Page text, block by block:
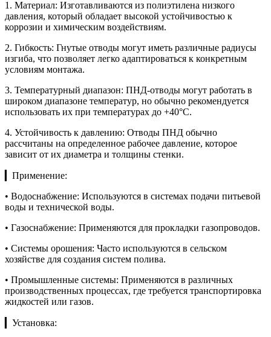
1. Материал: Изготавливаются из полиэтилена низкого
давления, который обладает высокой устойчивостью к
коррозии и химическим воздействиям.
2. Гибкость: Гнутые отводы могут иметь различные радиусы
изгиба, что позволяет легко адаптироваться к конкретным
условиям монтажа.
3. Температурный диапазон: ПНД-отводы могут работать в
широком диапазоне температур, но обычно рекомендуется
использовать их при температурах до +40°C.
4. Устойчивость к давлению: Отводы ПНД обычно
рассчитаны на определенное рабочее давление, которое
зависит от их диаметра и толщины стенки.
▎Применение:
• Водоснабжение: Используются в системах подачи питьевой
воды и технической воды.
• Газоснабжение: Применяются для прокладки газопроводов.
• Системы орошения: Часто используются в сельском
хозяйстве для создания систем полива.
• Промышленные системы: Применяются в различных
производственных процессах, где требуется транспортировка
жидкостей или газов.
▎Установка: